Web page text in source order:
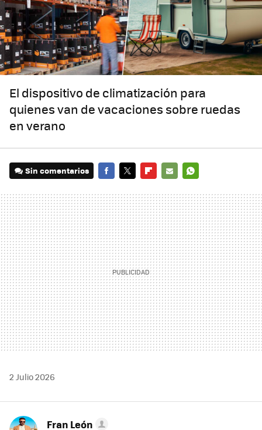
El dispositivo de climatización para
quienes van de vacaciones sobre ruedas
en verano
Sin comentarios
MAIL
2 Julio 2026
Fran León